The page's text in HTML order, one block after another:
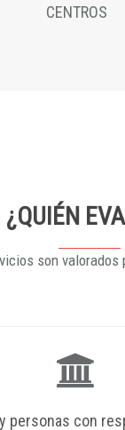
CENTROS
¿QUIÉN
son valorados
personas con